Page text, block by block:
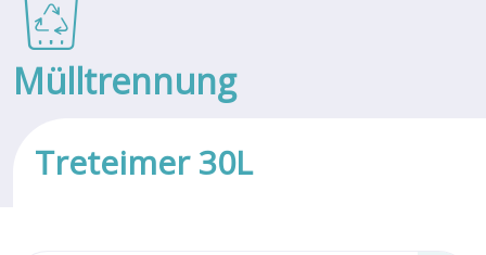
Mülltrennung
Treteimer 30L